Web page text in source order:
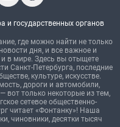
и государственных органов
где можно найти не только
дня, и все важное и
и в мире. Здесь вы отыщете
Санкт-Петербурга, последние
культуре, искусстве.
дороги и автомобили,
вот только некоторые из тем,
сетевое общественно-
читает «Фонтанку»! Наша
чиновники, десятки тысяч